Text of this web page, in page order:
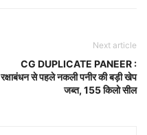
Next article
CG DUPLICATE PANEER :
रक्षाबंधन से पहले नकली पनीर की बड़ी खेप
जब्त, 155 किलो सील